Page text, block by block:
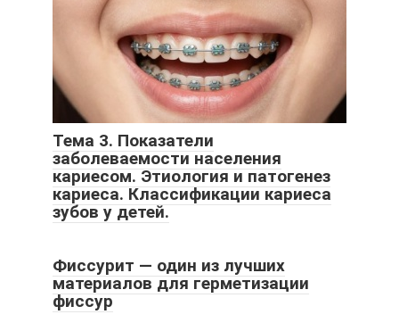
Тема 3. Показатели
заболеваемости населения
кариесом. Этиология и патогенез
кариеса. Классификации кариеса
зубов у детей.
Фиссурит — один из лучших
материалов для герметизации
фиссур